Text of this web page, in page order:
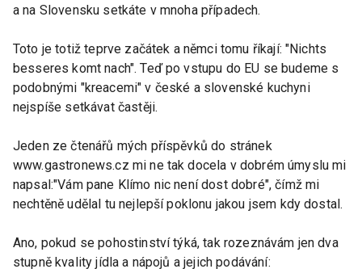
a na Slovensku setkáte v mnoha případech.
Toto je totiž teprve začátek a němci tomu říkají: "Nichts
besseres komt nach". Teď po vstupu do EU se budeme s
podobnými "kreacemi" v české a slovenské kuchyni
nejspíše setkávat častěji.
Jeden ze čtenářů mých příspěvků do stránek
www.gastronews.cz mi ne tak docela v dobrém úmyslu mi
napsal:"Vám pane Klímo nic není dost dobré", čímž mi
nechtěně udělal tu nejlepší poklonu jakou jsem kdy dostal.
Ano, pokud se pohostinství týká, tak rozeznávám jen dva
stupně kvality jídla a nápojů a jejich podávání: